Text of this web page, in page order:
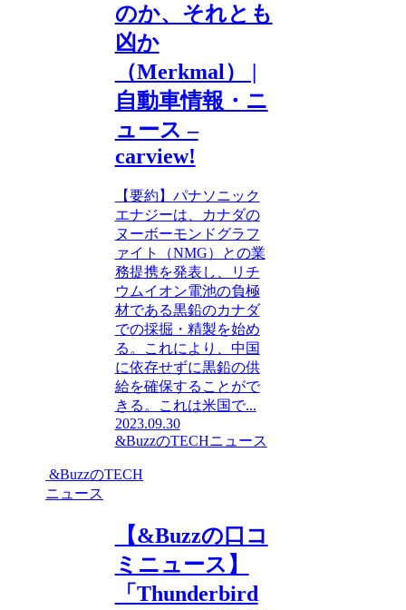
のか、それとも
凶か
（Merkmal） |
自動車情報・ニ
ュース –
carview!
【要約】パナソニック
エナジーは、カナダの
ヌーボーモンドグラフ
ァイト（NMG）との業
務提携を発表し、リチ
ウムイオン電池の負極
材である黒鉛のカナダ
での採掘・精製を始め
る。これにより、中国
に依存せずに黒鉛の供
給を確保することがで
きる。これは米国で...
2023.09.30
&BuzzのTECHニュース
&BuzzのTECH
ニュース
【&Buzzの口コ
ミニュース】
「Thunderbird